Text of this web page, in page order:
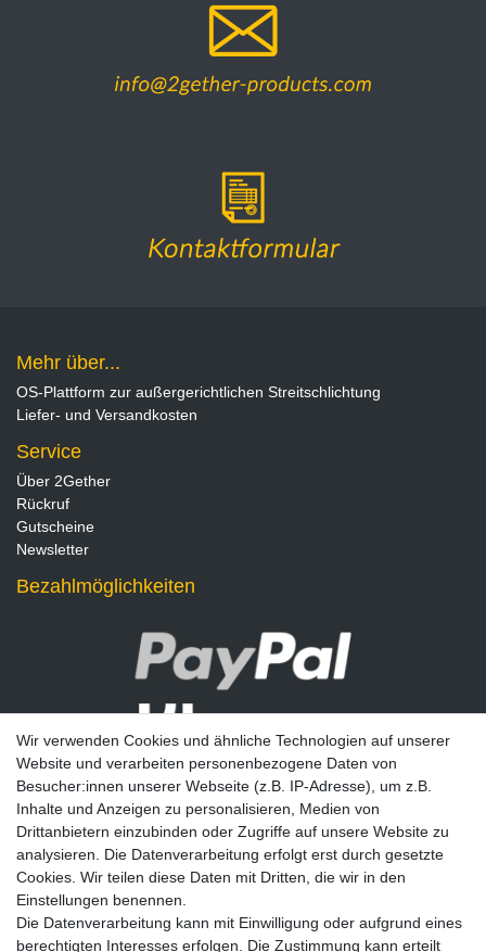
Mehr über...
OS-Plattform zur außergerichtlichen Streitschlichtung
Liefer- und Versandkosten
Service
Über 2Gether
Rückruf
Gutscheine
Newsletter
Bezahlmöglichkeiten
Newsletter
E-MAIL **
Wir verwenden Cookies und ähnliche Technologien auf unserer
Website und verarbeiten personenbezogene Daten von
Besucher:innen unserer Webseite (z.B. IP-Adresse), um z.B.
Inhalte und Anzeigen zu personalisieren, Medien von
Drittanbietern einzubinden oder Zugriffe auf unsere Website zu
analysieren. Die Datenverarbeitung erfolgt erst durch gesetzte
Cookies. Wir teilen diese Daten mit Dritten, die wir in den
Einstellungen benennen.
Die Datenverarbeitung kann mit Einwilligung oder aufgrund eines
berechtigten Interesses erfolgen. Die Zustimmung kann erteilt